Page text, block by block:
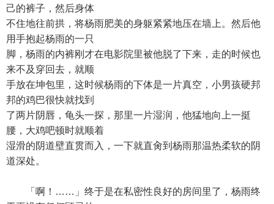
己的裤子，然后身体
不住地往前拱，将杨雨肥美的身躯紧紧地压在墙上。然后他
用手抱起杨雨的一只
脚，杨雨的内裤刚才在电影院里被他脱了下来，走的时候也
来不及穿回去，就顺
手放在坤包里，这时候杨雨的下体是一片真空，小男孩硬邦
邦的鸡巴很快就找到
了两片阴唇，龟头一探，那里一片湿润，他猛地向上一挺
腰，大鸡吧顿时就顺着
湿滑的阴道壁直贯而入，一下就直肏到杨雨那温热柔软的阴
道深处。
「啊！……」终于是在私密性良好的房间里了，杨雨终